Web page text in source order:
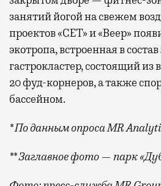
занятий йогой на свежем
проектов «СЕТ» и «Веер»
экотропа, встроенная в
гастрокластер, состоящий из
20 фуд-корнеров, а также
бассейном.
* По данным опроса MR
** Заглавное фото — парк